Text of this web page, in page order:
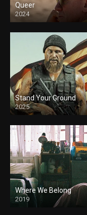
Queer
2024
Stand Your Ground
2025
Where We Belong
2019